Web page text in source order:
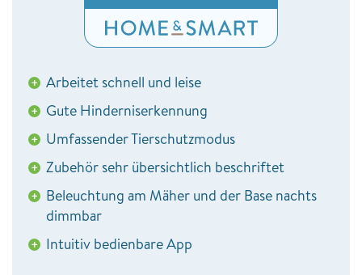
+ Arbeitet schnell und leise
+ Gute Hinderniserkennung
+ Umfassender Tierschutzmodus
+ Zubehör sehr übersichtlich beschriftet
+ Beleuchtung am Mäher und der Base nachts
dimmbar
+ Intuitiv bedienbare App